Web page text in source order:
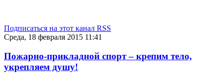
Подписаться на этот канал RSS
Среда, 18 февраля 2015 11:41
Пожарно-прикладной спорт – крепим тело,
укрепляем душу!